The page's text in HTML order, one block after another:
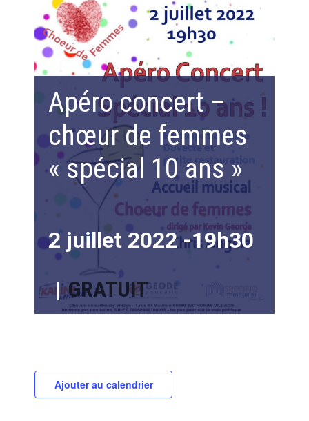
Apéro concert –
chœur de femmes
« spécial 10 ans »
2 juillet 2022 -19h30
| GRATUIT
Ajouter au calendrier